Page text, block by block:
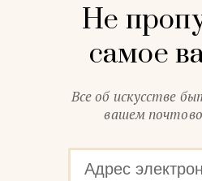
Не
самое
Все об искусстве
вашем